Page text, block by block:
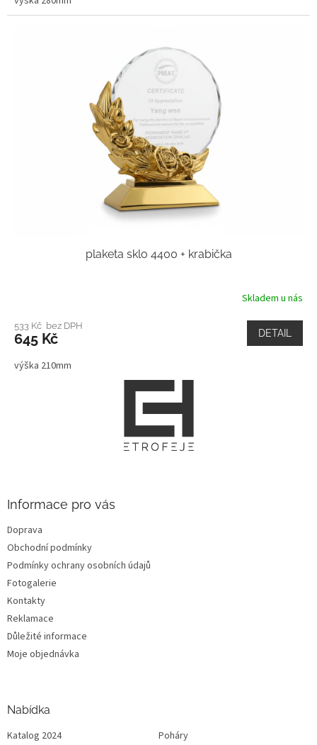
plaketa sklo 4400 + krabička
Skladem u nás
533 Kč bez DPH
645 Kč DETAIL
výška 210mm
Informace pro vás
Doprava
Obchodní podmínky
Podmínky ochrany osobních údajů
Fotogalerie
Kontakty
Reklamace
Důležité informace
Moje objednávka
Nabídka
Katalog 2024
Poháry